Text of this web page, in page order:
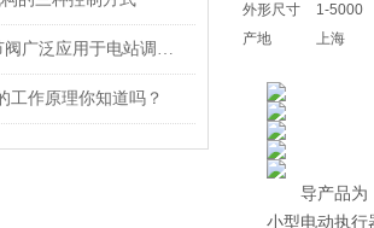
电动角行程调节阀广泛应用于电站调节系统中使用
工作原理你知道吗？
外形尺寸
1-5000
产地
上海
导产品为：
小型电动执行